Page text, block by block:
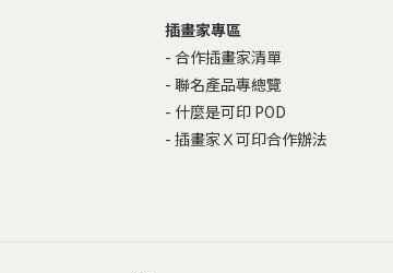
插畫家專區
- 合作插畫家清單
- 聯名產品專總覽
- 什麼是可印 POD
- 插畫家Ｘ可印合作辦法